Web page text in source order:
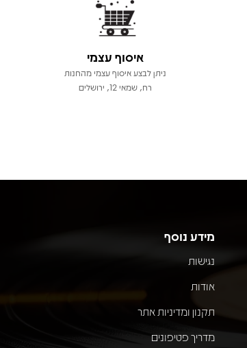
איסוף עצמי
ניתן לבצע איסוף עצמי מהחנות
רח, שמאי 12, ירושלים
מידע נוסף
נגישות
אודות
תקנון ומדיניות אתר
מדריך פטיפונים